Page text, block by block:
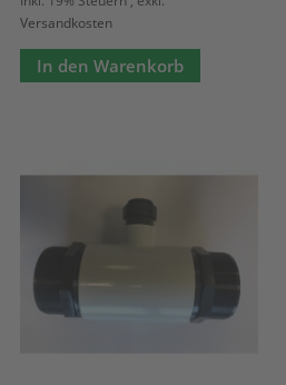
Versandkosten
In den Warenkorb